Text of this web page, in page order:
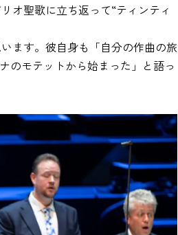
オ聖歌に立ち返って“ティンティ
ます。彼自身も「自分の作曲の旅
のモテットから始まった」と語っ